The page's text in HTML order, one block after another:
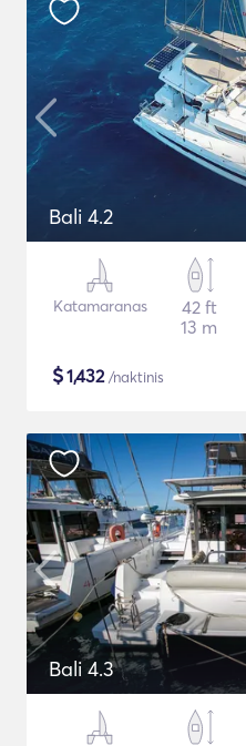
Bali 4.2
Katamaranas
42 ft
13 m
$1,432/naktinis
Bali 4.3